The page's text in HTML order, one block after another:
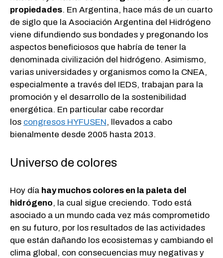
propiedades. En Argentina, hace más de un cuarto
de siglo que la Asociación Argentina del Hidrógeno
viene difundiendo sus bondades y pregonando los
aspectos beneficiosos que habría de tener la
denominada civilización del hidrógeno. Asimismo,
varias universidades y organismos como la CNEA,
especialmente a través del IEDS, trabajan para la
promoción y el desarrollo de la sostenibilidad
energética. En particular cabe recordar
los congresos HYFUSEN, llevados a cabo
bienalmente desde 2005 hasta 2013.
Universo de colores
Hoy día hay muchos colores en la paleta del
hidrógeno, la cual sigue creciendo. Todo está
asociado a un mundo cada vez más comprometido
en su futuro, por los resultados de las actividades
que están dañando los ecosistemas y cambiando el
clima global, con consecuencias muy negativas y